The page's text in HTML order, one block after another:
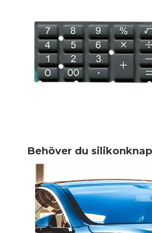
Behöver du